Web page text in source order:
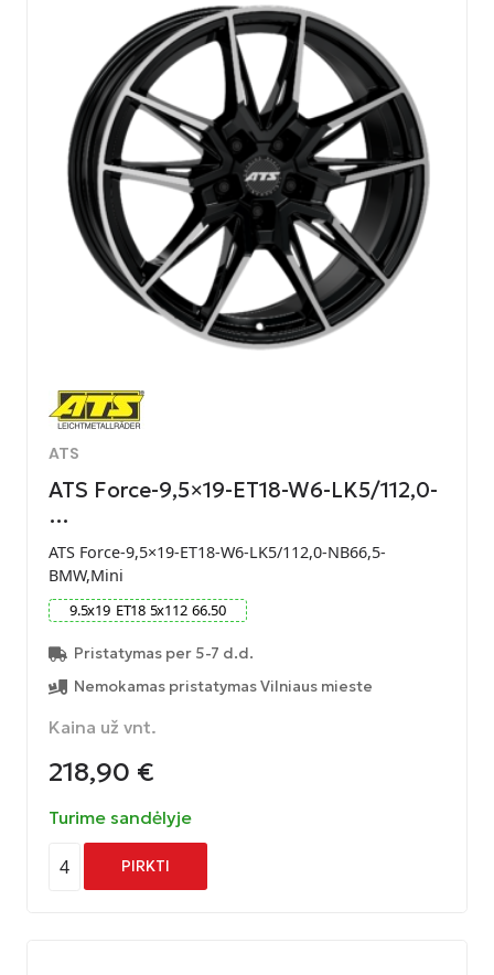
ATS
ATS Force-9,5×19-ET18-W6-LK5/112,0-
…
ATS Force-9,5×19-ET18-W6-LK5/112,0-NB66,5-
BMW,Mini
9.5x19 ET18 5x112 66.50
Pristatymas per 5-7 d.d.
Nemokamas pristatymas Vilniaus mieste
Kaina už vnt.
218,90 €
Turime sandėlyje
4 PIRKTI